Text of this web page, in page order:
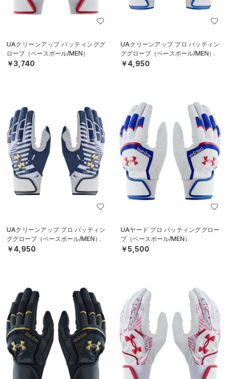
UAクリーンアップ バッティンググ
ローブ（ベースボール/MEN）
￥3,740
UAクリーンアップ プロ バッティン
ググローブ（ベースボール/MEN）
￥4,950
UAクリーンアップ プロ バッティン
ググローブ（ベースボール/MEN）
￥4,950
UAヤード プロ バッティンググロー
ブ（ベースボール/MEN）
￥5,500